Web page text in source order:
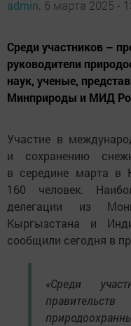
admin, 6 марта 2025 -
Среди участников –
руководители
наук, ученые,
Минприроды и МИД
Участие в
и сохранению
в середине марта в
160 человек.
делегации из
Кыргызстана и
сообщили сегодня в
«Среди